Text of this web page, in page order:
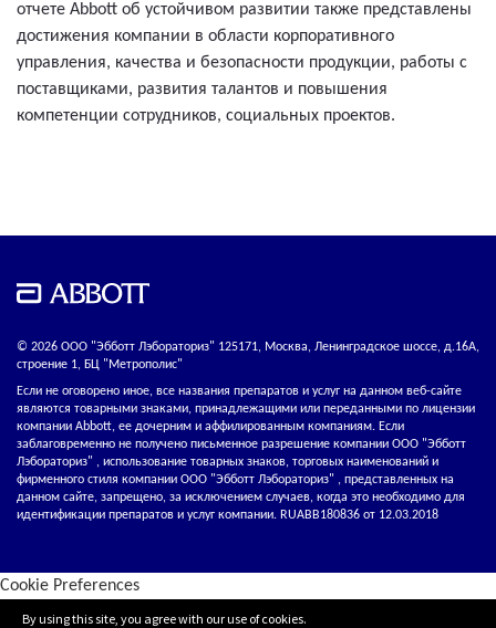
отчете Abbott об устойчивом развитии также представлены
достижения компании в области корпоративного
управления, качества и безопасности продукции, работы с
поставщиками, развития талантов и повышения
компетенции сотрудников, социальных проектов.
© 2026 ООО "Эбботт Лэбораториз" 125171, Москва, Ленинградское шоссе, д.16А,
строение 1, БЦ "Метрополис"
Если не оговорено иное, все названия препаратов и услуг на данном веб-сайте
являются товарными знаками, принадлежащими или переданными по лицензии
компании Abbott, ее дочерним и аффилированным компаниям. Если
заблаговременно не получено письменное разрешение компании ООО "Эбботт
Лэбораториз" , использование товарных знаков, торговых наименований и
фирменного стиля компании ООО "Эбботт Лэбораториз" , представленных на
данном сайте, запрещено, за исключением случаев, когда это необходимо для
идентификации препаратов и услуг компании. RUABB180836 от 12.03.2018
Cookie Preferences
By using this site, you agree with our use of cookies.